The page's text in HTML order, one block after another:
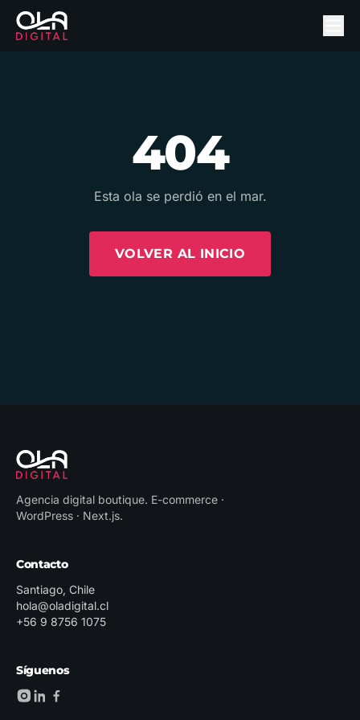
404
Esta ola se perdió en el mar.
VOLVER AL INICIO
Agencia digital boutique. E-commerce ·
WordPress · Next.js.
Contacto
Santiago, Chile
hola@oladigital.cl
+56 9 8756 1075
Síguenos